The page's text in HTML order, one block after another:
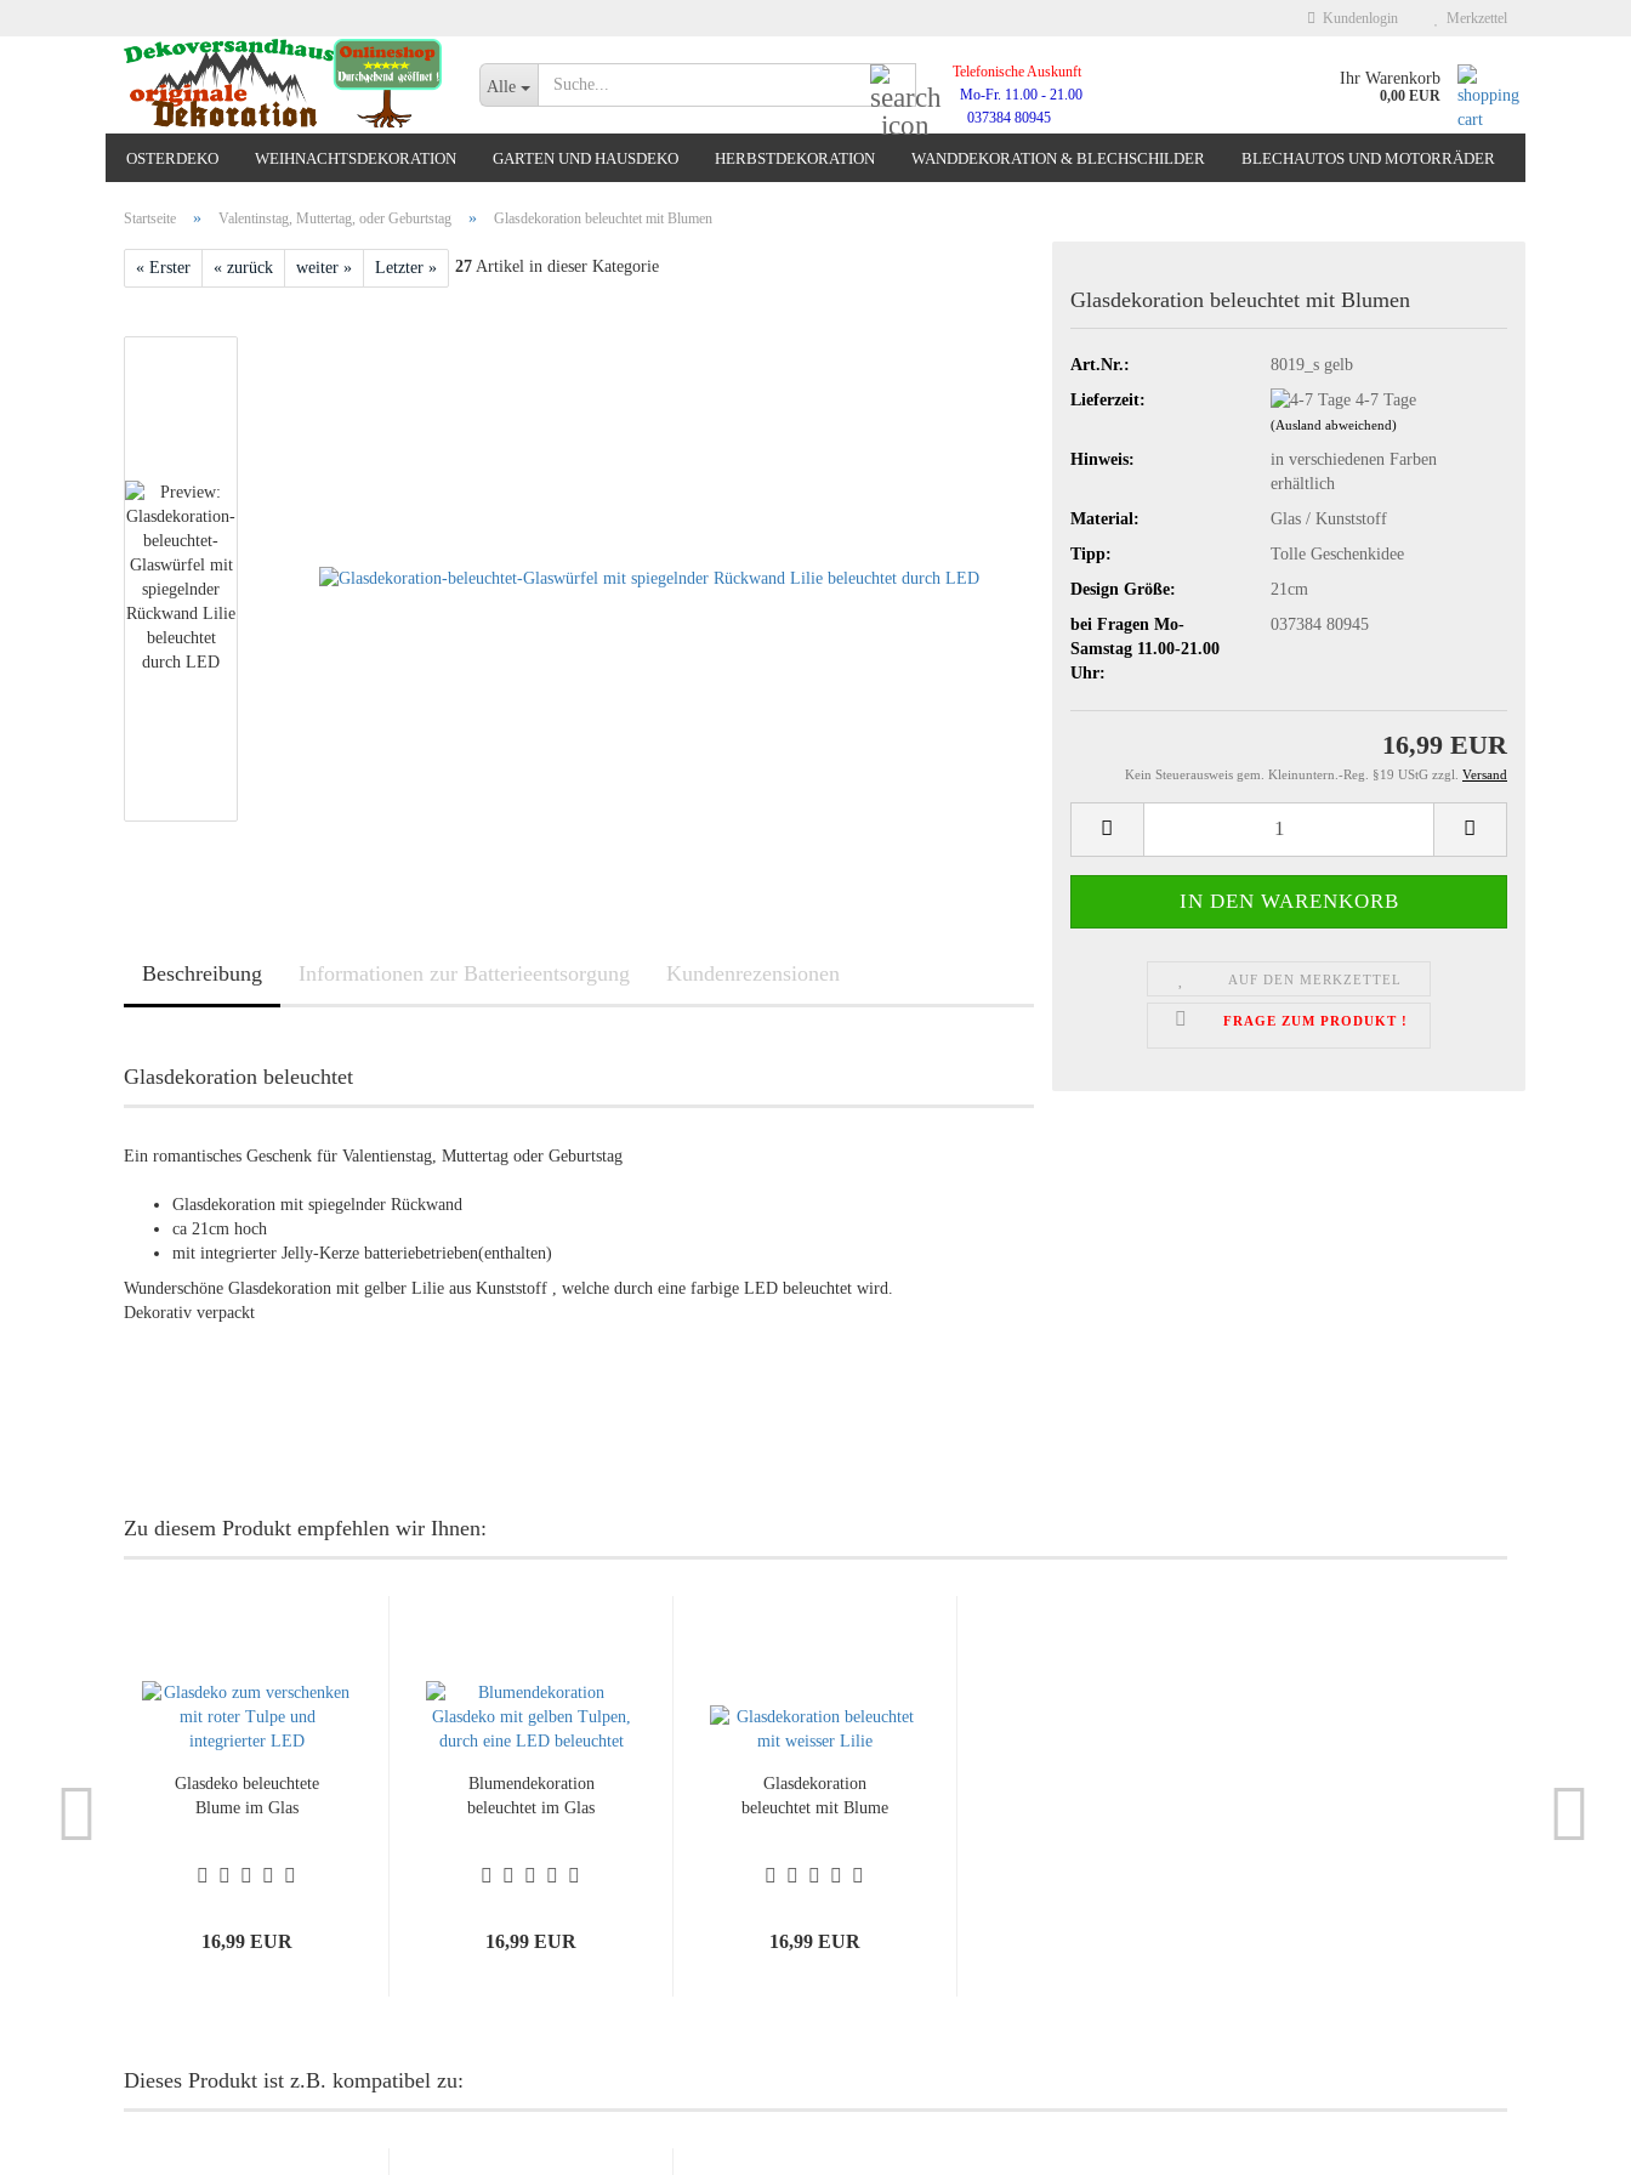
Kundenlogin Merkzettel
Alle
Suche...Telefonische Auskunft
Mo-Fr. 11.00 - 21.00
037384 80945
Ihr Warenkorb
0,00 EUR
OSTERDEKO WEIHNACHTSDEKORATION GARTEN UND HAUSDEKO HERBSTDEKORATION WANDDEKORATION & BLECHSCHILDER BLECHAUTOS UND MOTORRÄDER
Startseite » Valentinstag, Muttertag, oder Geburtstag » Glasdekoration beleuchtet mit Blumen
« Erster « zurück weiter » Letzter » 27 Artikel in dieser Kategorie
Glasdekoration beleuchtet mit Blumen
Art.Nr.:
8019_s gelb
Lieferzeit:
4-7 Tage
(Ausland abweichend)
Hinweis:
in verschiedenen Farben
erhältlich
Material:
Glas / Kunststoff
Tipp:
Tolle Geschenkidee
Design Größe:
21cm
bei Fragen Mo-
Samstag 11.00-21.00
Uhr:
037384 80945
16,99 EUR
Kein Steuerausweis gem. Kleinuntern.-Reg. §19 UStG zzgl. Versand
AUF DEN MERKZETTEL
FRAGE ZUM PRODUKT !
Beschreibung Informationen zur Batterieentsorgung Kundenrezensionen
Glasdekoration beleuchtet
Ein romantisches Geschenk für Valentienstag, Muttertag oder Geburtstag
Glasdekoration mit spiegelnder Rückwand
ca 21cm hoch
mit integrierter Jelly-Kerze batteriebetrieben(enthalten)
Wunderschöne Glasdekoration mit gelber Lilie aus Kunststoff , welche durch eine farbige LED beleuchtet wird.
Dekorativ verpackt
Zu diesem Produkt empfehlen wir Ihnen:
Glasdeko beleuchtete
Blume im Glas
16,99 EUR
Blumendekoration
beleuchtet im Glas
16,99 EUR
Glasdekoration
beleuchtet mit Blume
16,99 EUR
Dieses Produkt ist z.B. kompatibel zu: